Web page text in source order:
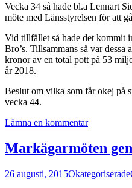
Vecka 34 så hade bl.a Lennart
möte med Länsstyrelsen för att
Vid tillfället så hade det kommit
Bro’s. Tillsammans så var
kronor av en total pott på 53
år 2018.
Beslut om vilka som får okej på
vecka 44.
Lämna en kommentar
Markägarmöten
26 augusti, 2015Okategoriserade